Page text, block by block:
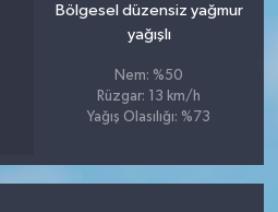
Bölgesel düzensiz yağmur
yağışlı
Nem: %50
Rüzgar: 13 km/h
Yağış Olasılığı: %73